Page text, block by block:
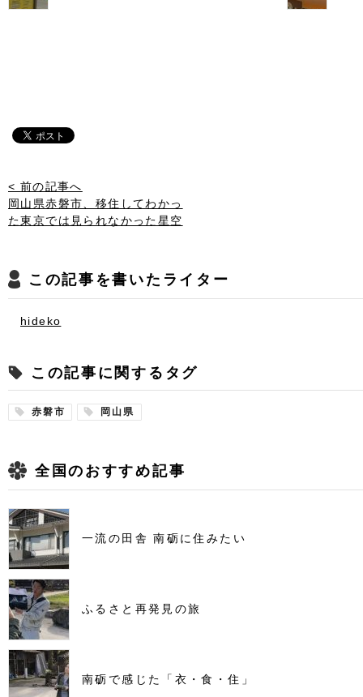
< 前の記事へ
岡山県赤磐市、移住してわかっ
た東京では見られなかった星空
この記事を書いたライター
hideko
この記事に関するタグ
赤磐市 岡山県
全国のおすすめ記事
一流の田舎 南砺に住みたい
ふるさと再発見の旅
南砺で感じた「衣・食・住」